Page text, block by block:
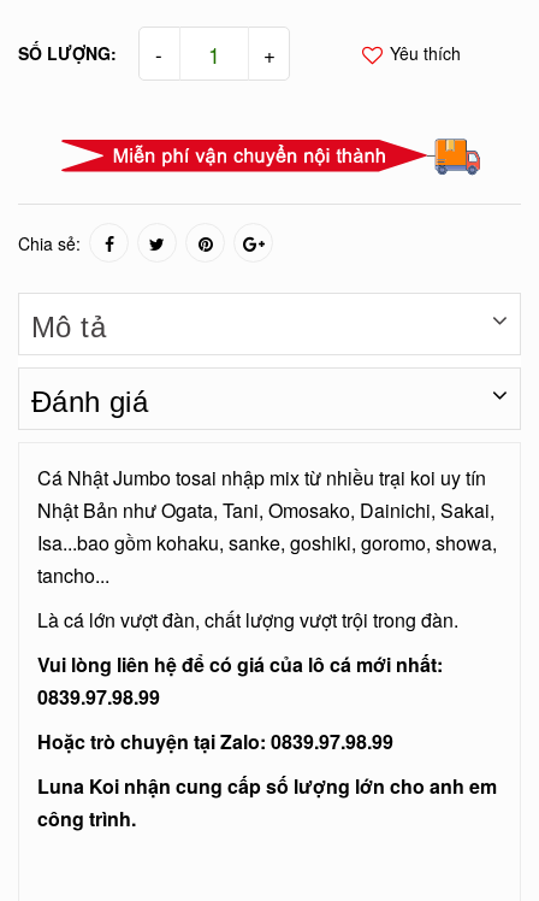
SỐ LƯỢNG: - + Yêu thích
Chia sẻ:
Mô tả
Đánh giá
Cá Nhật Jumbo tosai nhập mix từ nhiều trại koi uy tín
Nhật Bản như Ogata, Tani, Omosako, Dainichi, Sakai,
Isa...bao gồm kohaku, sanke, goshiki, goromo, showa,
tancho...
Là cá lớn vượt đàn, chất lượng vượt trội trong đàn.
Vui lòng liên hệ để có giá của lô cá mới nhất:
0839.97.98.99
Hoặc trò chuyện tại Zalo: 0839.97.98.99
Luna Koi nhận cung cấp số lượng lớn cho anh em
công trình.